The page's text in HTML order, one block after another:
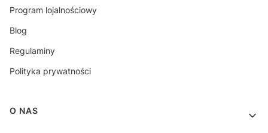
Program lojalnościowy
Blog
Regulaminy
Polityka prywatności
O NAS